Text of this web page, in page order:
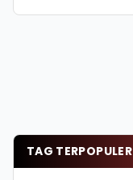
TAG TERPOPULER